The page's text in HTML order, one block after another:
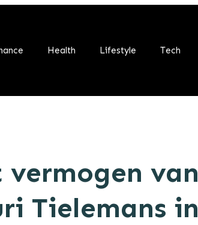
Health Lifestyle Tech
vermogen van
Tielemans in